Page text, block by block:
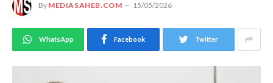
By MEDIASAHEB.COM 15/05/2026
WhatsApp Facebook Twitter